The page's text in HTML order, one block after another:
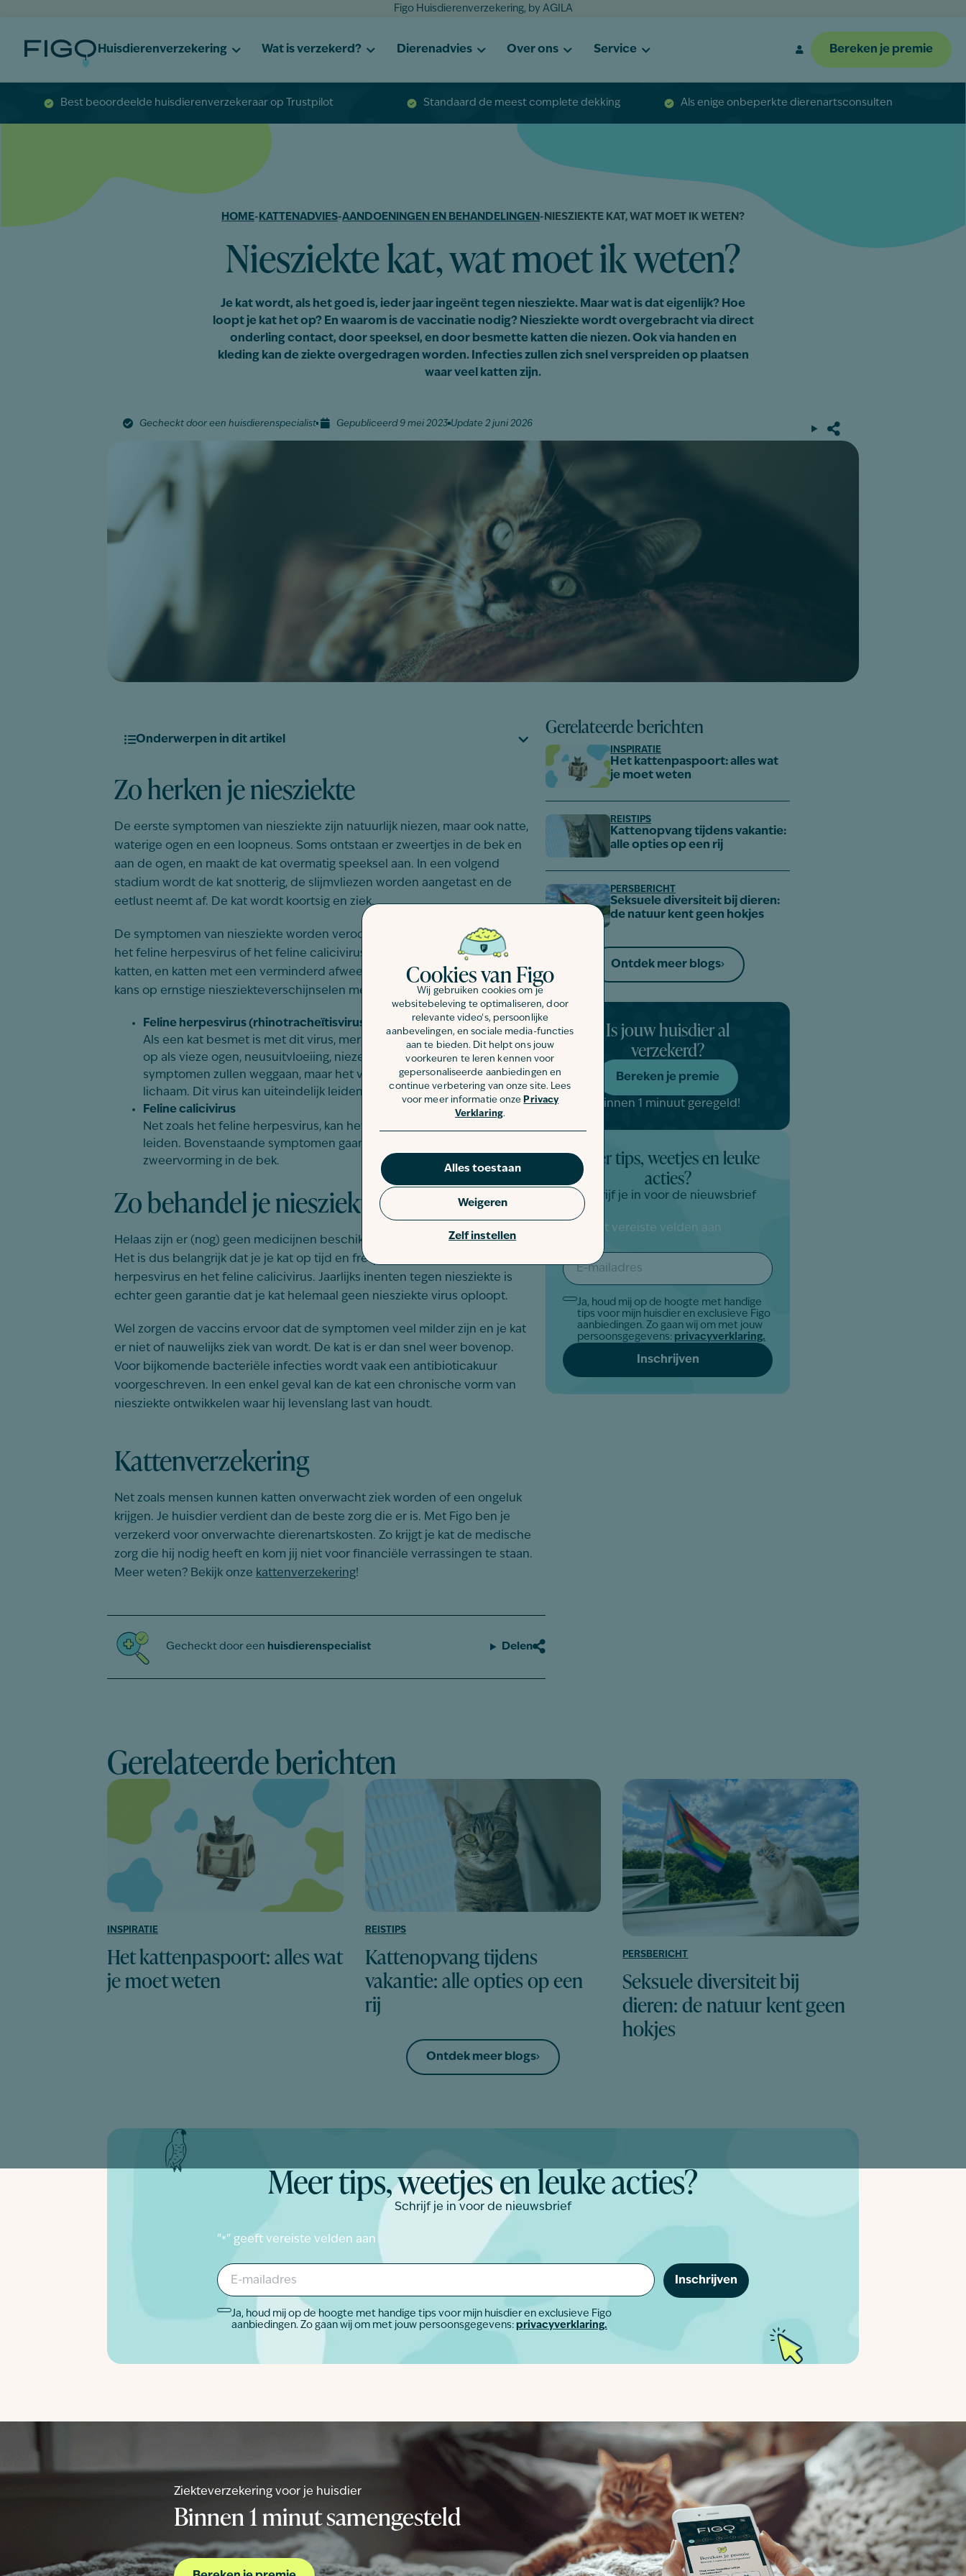
Cookies van Figo
Wij gebruiken cookies om je
websitebeleving te optimaliseren, door
relevante video's, persoonlijke
aanbevelingen, en sociale media-functies
aan te bieden. Dit helpt ons jouw
voorkeuren te leren kennen voor
gepersonaliseerde aanbiedingen en
continue verbetering van onze site. Lees
voor meer informatie onze Privacy
Verklaring.
Alles toestaan
Zelf instellen
Weigeren
Figo Huisdierenverzekering, by AGILA
Huisdierenverzekering Wat is verzekerd? Dierenadvies Over ons Service Bereken je premie
Best beoordeelde huisdierenverzekeraar op Trustpilot Standaard de meest complete dekking Als enige onbeperkte dierenartsconsulten
HOME- KATTENADVIES-AANDOENINGEN EN BEHANDELINGEN - NIESZIEKTE KAT, WAT MOET IK WETEN?
Niesziekte kat, wat moet ik weten?
Je kat wordt, als het goed is, ieder jaar ingeënt tegen niesziekte. Maar wat is dat eigenlijk? Hoe
loopt je kat het op? En waarom is de vaccinatie nodig? Niesziekte wordt overgebracht via direct
onderling contact, door speeksel, en door besmette katten die niezen. Ook via handen en
kleding kan de ziekte overgedragen worden. Infecties zullen zich snel verspreiden op plaatsen
waar veel katten zijn.
Gecheckt door een huisdierenspecialist Gepubliceerd 9 mei 2023 Update 2 juni 2026
Onderwerpen in dit artikel
Zo herken je niesziekte
De eerste symptomen van niesziekte zijn natuurlijk niezen, maar ook natte,
waterige ogen en een loopneus. Soms ontstaan er zweertjes in de bek en
aan de ogen, en maakt de kat overmatig speeksel aan. In een volgend
stadium wordt de kat snotterig, de slijmvliezen worden aangetast en de
eetlust neemt af. De kat wordt koortsig en ziek.
De symptomen van niesziekte worden veroorzaakt door een infectie met
het feline herpesvirus of het feline calicivirus. Vooral heel jonge en oude
katten, en katten met een verminderd afweersysteem lopen een grotere
kans op ernstige niesziekteverschijnselen met een dodelijke afloop.
Feline herpesvirus (rhinotracheïtisvirus)
Als een kat besmet is met dit virus, merk je griepachtige verschijnselen
op als vieze ogen, neusuitvloeiing, niezen en ontsteking in de bek. De
symptomen zullen weggaan, maar het virus blijft sluimeren in het
lichaam. Dit virus kan uiteindelijk leiden tot niesziekte.
Feline calicivirus
Net zoals het feline herpesvirus, kan het calicivirus tot niesziekte
leiden. Bovenstaande symptomen gaan bij dit virus vaak gepaard met
zweervorming in de bek.
Zo behandel je niesziekte bij de kat
Helaas zijn er (nog) geen medicijnen beschikbaar die het virus bestrijden.
Het is dus belangrijk dat je je kat op tijd en frequent inent tegen het feline
herpesvirus en het feline calicivirus. Jaarlijks inenten tegen niesziekte is
echter geen garantie dat je kat helemaal geen niesziekte virus oploopt.
Wel zorgen de vaccins ervoor dat de symptomen veel milder zijn en je kat
er niet of nauwelijks ziek van wordt. De kat is er dan snel weer bovenop.
Voor bijkomende bacteriële infecties wordt vaak een antibioticakuur
voorgeschreven. In een enkel geval kan de kat een chronische vorm van
niesziekte ontwikkelen waar hij levenslang last van houdt.
Kattenverzekering
Net zoals mensen kunnen katten onverwacht ziek worden of een ongeluk
krijgen. Je huisdier verdient dan de beste zorg die er is. Met Figo ben je
verzekerd voor onverwachte dierenartskosten. Zo krijgt je kat de medische
zorg die hij nodig heeft en kom jij niet voor financiële verrassingen te staan.
Meer weten? Bekijk onze kattenverzekering!
Gecheckt door een huisdierenspecialist Delen
Gerelateerde berichten
INSPIRATIE
Het kattenpaspoort: alles wat
je moet weten
REISTIPS
Kattenopvang tijdens vakantie:
alle opties op een rij
PERSBERICHT
Seksuele diversiteit bij dieren:
de natuur kent geen hokjes
Ontdek meer blogs
Is jouw huisdier al
verzekerd?
Bereken je premie
Binnen 1 minuut geregeld!
Meer tips, weetjes en leuke
acties?
Schrijf je in voor de nieuwsbrief
" geeft vereiste velden aan
mailadres
*
Akkoord
Ja, houd mij op de hoogte met handige
tips voor mijn huisdier en exclusieve Figo
aanbiedingen. Zo gaan wij om met jouw
persoonsgegevens: privacyverklaring.
Gerelateerde berichten
INSPIRATIE
Het kattenpaspoort: alles wat
je moet weten
REISTIPS
Kattenopvang tijdens
vakantie: alle opties op een
rij
PERSBERICHT
Seksuele diversiteit bij
dieren: de natuur kent geen
hokjes
Ontdek meer blogs
Meer tips, weetjes en leuke acties?
Schrijf je in voor de nieuwsbrief
"*" geeft vereiste velden aan
E-
mailadres
*
Akkoord
Ja, houd mij op de hoogte met handige tips voor mijn huisdier en exclusieve Figo
aanbiedingen. Zo gaan wij om met jouw persoonsgegevens: privacyverklaring.
Ziekteverzekering voor je huisdier
Binnen 1 minut samengesteld